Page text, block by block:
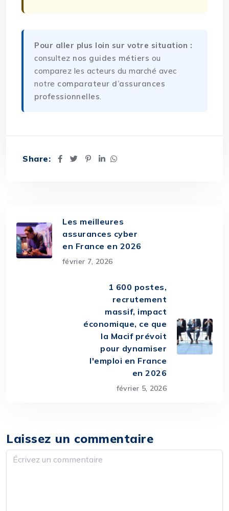
Pour aller plus loin sur votre situation :
consultez nos guides métiers ou
comparez les acteurs du marché avec
notre comparateur d’assurances
professionnelles.
Share:
Les meilleures
assurances cyber
en France en 2026
février 7, 2026
1 600 postes,
recrutement
massif, impact
économique, ce que
la Macif prévoit
pour dynamiser
l'emploi en France
en 2026
février 5, 2026
Laissez un commentaire